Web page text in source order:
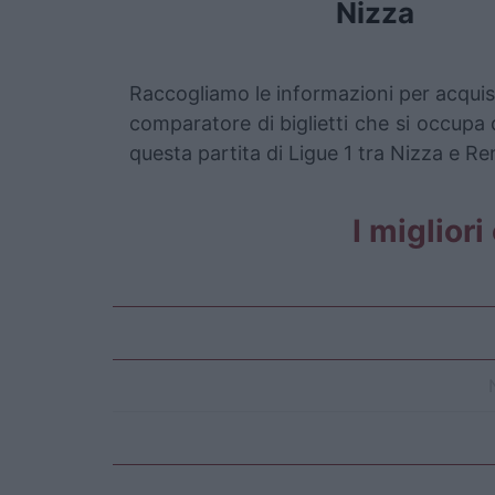
Nizza
Raccogliamo le informazioni per
comparatore di biglietti che si
questa partita di Ligue 1 tra Nizza e
I migliori